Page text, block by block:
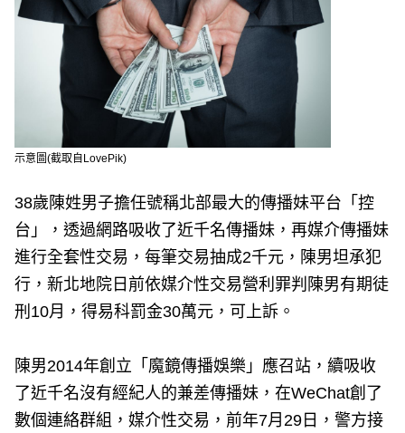
示意圖(截取自LovePik)
38歲陳姓男子擔任號稱北部最大的傳播妹平台「控
台」，透過網路吸收了近千名傳播妹，再媒介傳播妹
進行全套性交易，每筆交易抽成2千元，陳男坦承犯
行，新北地院日前依媒介性交易營利罪判陳男有期徒
刑10月，得易科罰金30萬元，可上訴。
陳男2014年創立「魔鏡傳播娛樂」應召站，續吸收
了近千名沒有經紀人的兼差傳播妹，在WeChat創了
數個連絡群組，媒介性交易，前年7月29日，警方接